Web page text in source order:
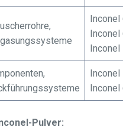
Inconel
Inconel
Inconel
Inconel
Inconel
Pulver: